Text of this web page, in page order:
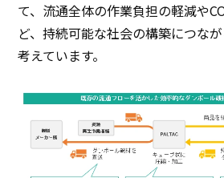
て、流通全体の作業負担の軽減や
ど、持続可能な社会の構築につな
考えています。